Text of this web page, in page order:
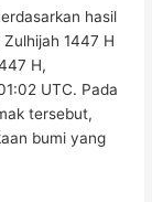
hasil
1447 H
H,
UTC. Pada
tersebut,
bumi yang